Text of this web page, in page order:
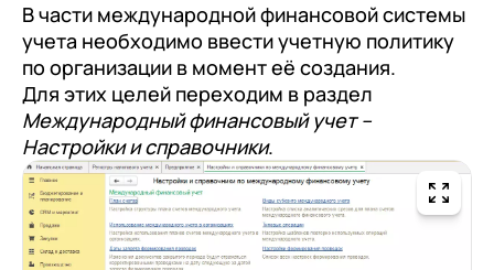
В части международной финансовой системы
учета необходимо ввести учетную политику
по организации в момент её создания.
Для этих целей переходим в раздел
Международный финансовый учет –
Настройки и справочники.